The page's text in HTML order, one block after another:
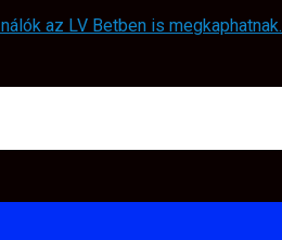
az LV Betben is megkaphatnak.